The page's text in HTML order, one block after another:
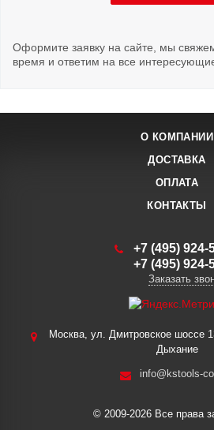
Оформите заявку на сайте, мы
время и ответим на все
О КОМПАНИИ
ДОСТАВКА
ОПЛАТА
КОНТАКТЫ
+7 (495) 924-
+7 (495) 924-
Заказать
Москва, ул. Дмитровское шоссе
Дыхание
info@kstools-
© 2009-2026 Все права